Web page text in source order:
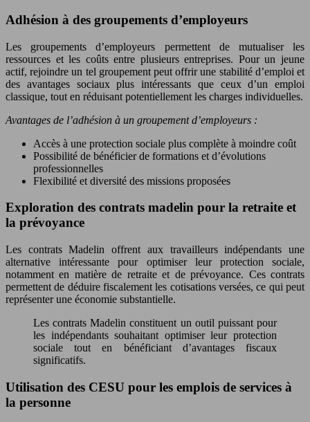
Adhésion à des groupements d’employeurs
Les groupements d’employeurs permettent de mutualiser les
ressources et les coûts entre plusieurs entreprises. Pour un jeune
actif, rejoindre un tel groupement peut offrir une stabilité d’emploi et
des avantages sociaux plus intéressants que ceux d’un emploi
classique, tout en réduisant potentiellement les charges individuelles.
Avantages de l’adhésion à un groupement d’employeurs :
Accès à une protection sociale plus complète à moindre coût
Possibilité de bénéficier de formations et d’évolutions
professionnelles
Flexibilité et diversité des missions proposées
Exploration des contrats madelin pour la retraite et
la prévoyance
Les contrats Madelin offrent aux travailleurs indépendants une
alternative intéressante pour optimiser leur protection sociale,
notamment en matière de retraite et de prévoyance. Ces contrats
permettent de déduire fiscalement les cotisations versées, ce qui peut
représenter une économie substantielle.
Les contrats Madelin constituent un outil puissant pour
les indépendants souhaitant optimiser leur protection
sociale tout en bénéficiant d’avantages fiscaux
significatifs.
Utilisation des CESU pour les emplois de services à
la personne